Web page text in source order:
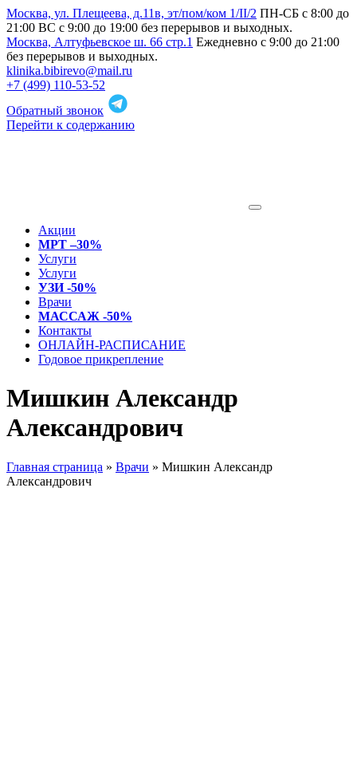
Москва, ул. Плещеева, д.11в, эт/пом/ком 1/II/2 ПН-СБ с 8:00 до
21:00 ВС с 9:00 до 19:00 без перерывов и выходных.
Москва, Алтуфьевское ш. 66 стр.1 Ежедневно с 9:00 до 21:00
без перерывов и выходных.
klinika.bibirevo@mail.ru
+7 (499) 110-53-52
Обратный звонок
Перейти к содержанию
Акции
МРТ –30%
Услуги
Услуги
УЗИ -50%
Врачи
МАССАЖ -50%
Контакты
ОНЛАЙН-РАСПИСАНИЕ
Годовое прикрепление
Мишкин Александр
Александрович
Главная страница » Врачи » Мишкин Александр
Александрович